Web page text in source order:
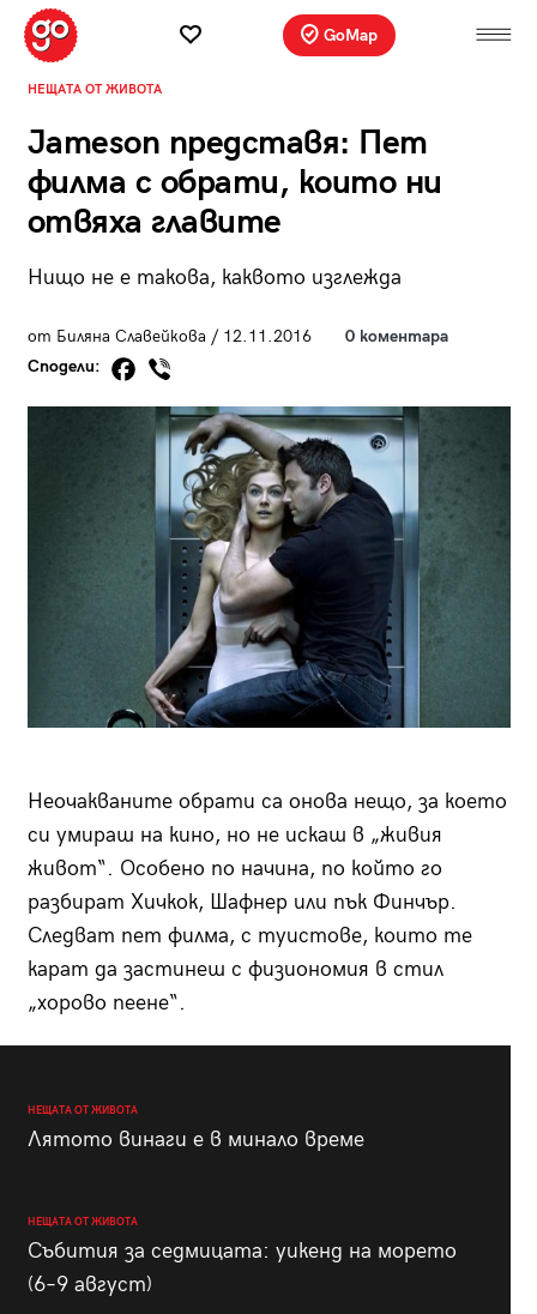
GoMap
НЕЩАТА ОТ ЖИВОТА
Jameson представя: Пет
филма с обрати, които ни
отвяха главите
Нищо не е такова, каквото изглежда
от Биляна Славейкова / 12.11.2016
0 коментара
Сподели:
Неочакваните обрати са онова нещо, за което
си умираш на кино, но не искаш в „живия
живот“. Особено по начина, по който го
разбират Хичкок, Шафнер или пък Финчър.
Следват пет филма, с туистове, които те
карат да застинеш с физиономия в стил
„хорово пеене“.
НЕЩАТА ОТ ЖИВОТА
Лятото винаги е в минало време
НЕЩАТА ОТ ЖИВОТА
Събития за седмицата: уикенд на морето
(6–9 август)